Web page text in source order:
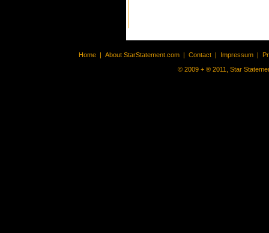
Home | About StarStatement.com | Contact | Impressum |
© 2009 + ® 2011, Star